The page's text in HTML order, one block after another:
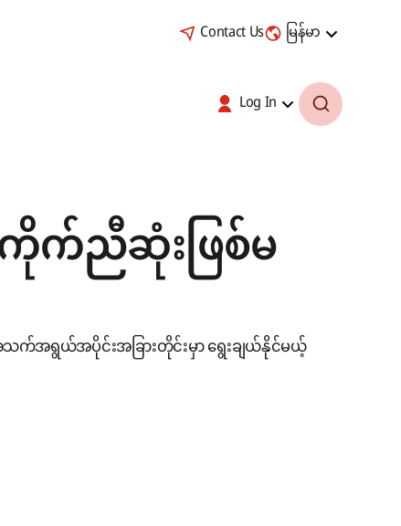
Contact Us မြန်မာ
Log In
ညီဆုံးဖြစ်မ
ရွယ်အပိုင်းအခြားတိုင်းမှာ ရွေးချယ်နိုင်မယ့်